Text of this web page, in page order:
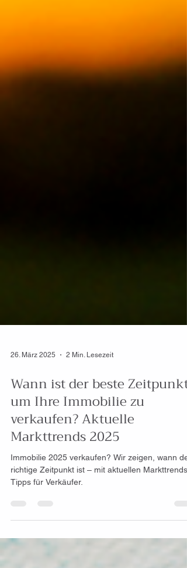
26. März 2025 2 Min. Lesezeit
Wann ist der beste Zeitpunkt,
um Ihre Immobilie zu
verkaufen? Aktuelle
Markttrends 2025
richtige Zeitpunkt ist – mit aktuellen Markttrends